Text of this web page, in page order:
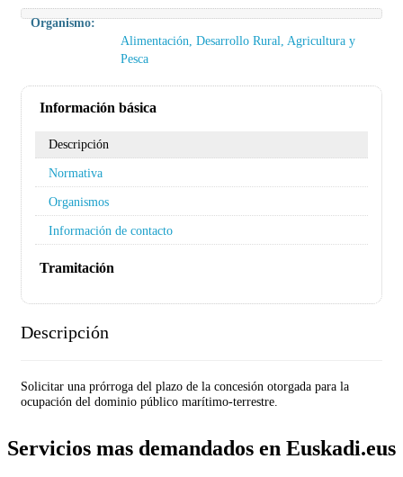
Organismo:
Alimentación, Desarrollo Rural, Agricultura y
Pesca
Información básica
Descripción
Normativa
Organismos
Información de contacto
Tramitación
Descripción
Solicitar una prórroga del plazo de la concesión otorgada para la
ocupación del dominio público marítimo-terrestre.
Servicios mas demandados en Euskadi.eus